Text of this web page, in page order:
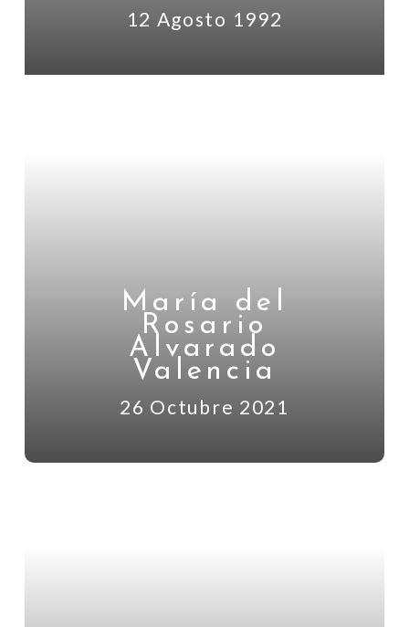
12 Agosto 1992
María del
Rosario
Alvarado
Valencia
26 Octubre 2021